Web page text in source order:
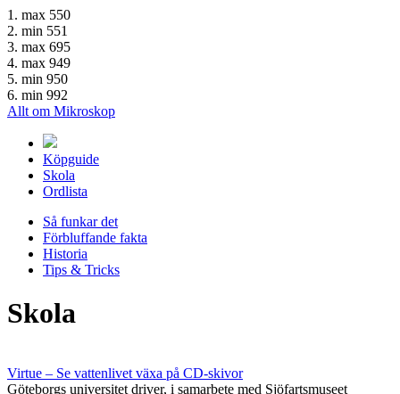
1. max 550
2. min 551
3. max 695
4. max 949
5. min 950
6. min 992
Allt om Mikroskop
Köpguide
Skola
Ordlista
Så funkar det
Förbluffande fakta
Historia
Tips & Tricks
Skola
Virtue – Se vattenlivet växa på CD-skivor
Göteborgs universitet driver, i samarbete med Sjöfartsmuseet